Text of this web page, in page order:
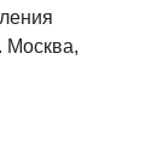
Москва,